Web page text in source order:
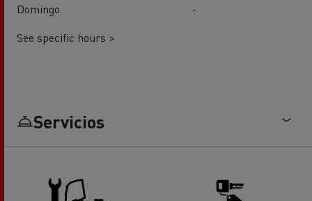
Domingo
-
See specific hours >
Servicios